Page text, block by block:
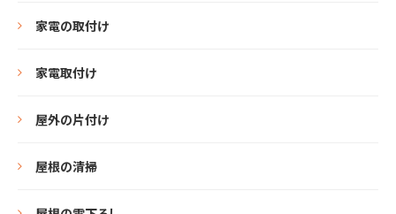
家電の取付け
家電取付け
屋外の片付け
屋根の清掃